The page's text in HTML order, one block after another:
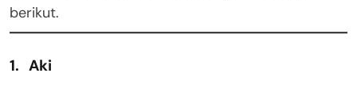
berikut.
1. Aki